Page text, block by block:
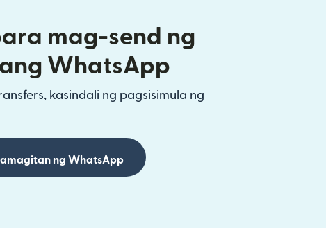
mag-send ng
WhatsApp
kasindali ng pagsisimula ng
ng WhatsApp